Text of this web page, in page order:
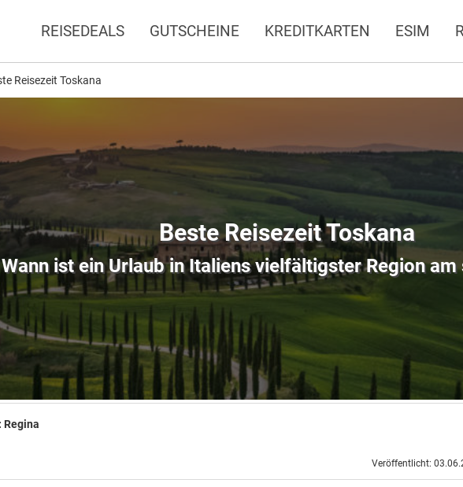
REISEDEALS GUTSCHEINE KREDITKARTEN ESIM
Reisezeit Toskana
Beste Reisezeit Toskana
Wann ist ein Urlaub in Italiens vielfältigster Region am
Regina
Veröffentlicht: